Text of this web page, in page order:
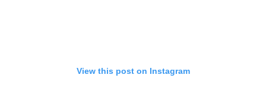
View this post on Instagram